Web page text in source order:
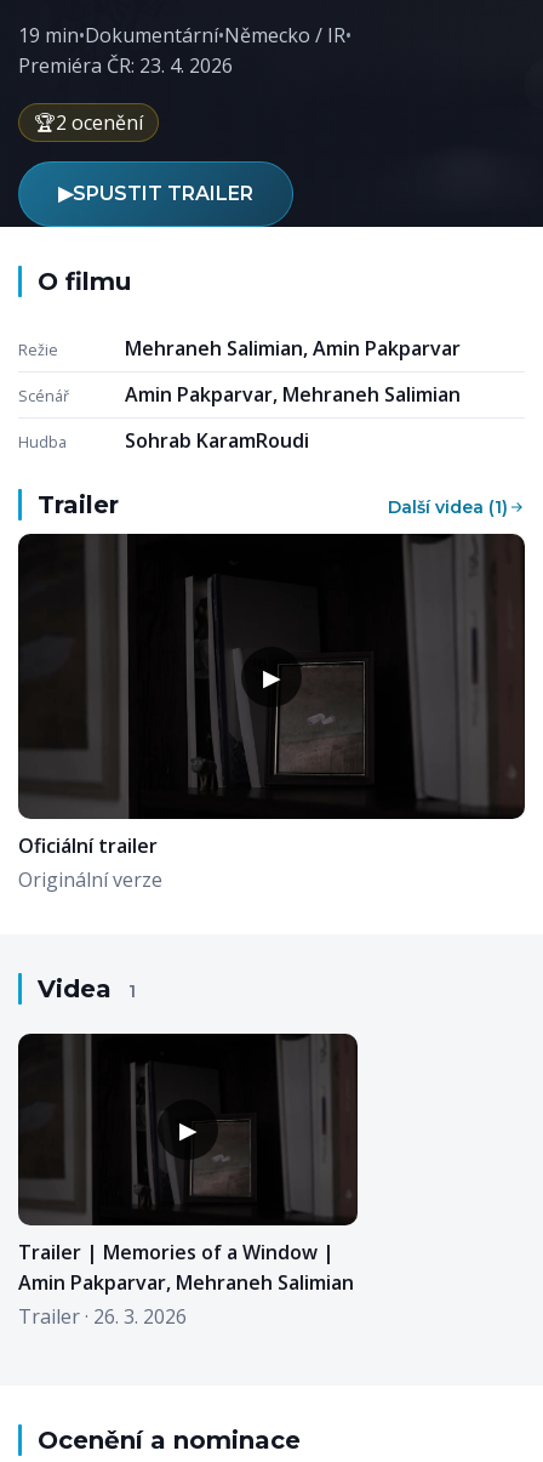
19 min•Dokumentární•Německo / IR•
Premiéra ČR: 23. 4. 2026
🏆2 ocenění
▶SPUSTIT TRAILER
O filmu
Režie Mehraneh Salimian, Amin Pakparvar
Scénář Amin Pakparvar, Mehraneh Salimian
Hudba Sohrab KaramRoudi
Trailer Další videa (1)
▶
Oficiální trailer
Originální verze
Videa 1
▶
Trailer | Memories of a Window |
Amin Pakparvar, Mehraneh Salimian
Trailer · 26. 3. 2026
Ocenění a nominace